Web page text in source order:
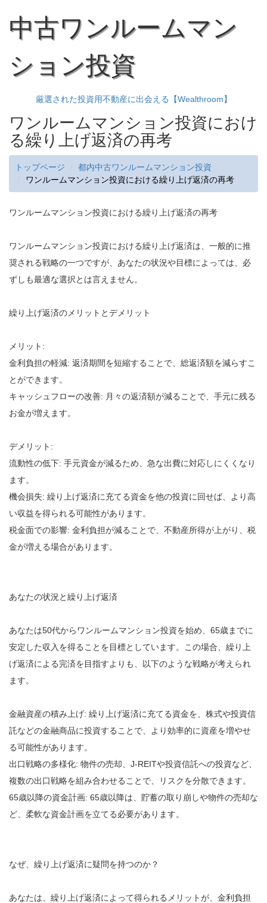
中古ワンルームマン
ション投資
厳選された投資用不動産に出会える【Wealthroom】
ワンルームマンション投資におけ
る繰り上げ返済の再考
トップページ
都内中古ワンルームマンション投資
ワンルームマンション投資における繰り上げ返済の再考
ワンルームマンション投資における繰り上げ返済の再考
ワンルームマンション投資における繰り上げ返済は、一般的に推
奨される戦略の一つですが、あなたの状況や目標によっては、必
ずしも最適な選択とは言えません。
繰り上げ返済のメリットとデメリット
メリット:
金利負担の軽減: 返済期間を短縮することで、総返済額を減らすこ
とができます。
キャッシュフローの改善: 月々の返済額が減ることで、手元に残る
お金が増えます。
デメリット:
流動性の低下: 手元資金が減るため、急な出費に対応しにくくなり
ます。
機会損失: 繰り上げ返済に充てる資金を他の投資に回せば、より高
い収益を得られる可能性があります。
税金面での影響: 金利負担が減ることで、不動産所得が上がり、税
金が増える場合があります。
あなたの状況と繰り上げ返済
あなたは50代からワンルームマンション投資を始め、65歳までに
安定した収入を得ることを目標としています。この場合、繰り上
げ返済による完済を目指すよりも、以下のような戦略が考えられ
ます。
金融資産の積み上げ: 繰り上げ返済に充てる資金を、株式や投資信
託などの金融商品に投資することで、より効率的に資産を増やせ
る可能性があります。
出口戦略の多様化: 物件の売却、J-REITや投資信託への投資など、
複数の出口戦略を組み合わせることで、リスクを分散できます。
65歳以降の資金計画: 65歳以降は、貯蓄の取り崩しや物件の売却な
ど、柔軟な資金計画を立てる必要があります。
なぜ、繰り上げ返済に疑問を持つのか？
あなたは、繰り上げ返済によって得られるメリットが、金利負担